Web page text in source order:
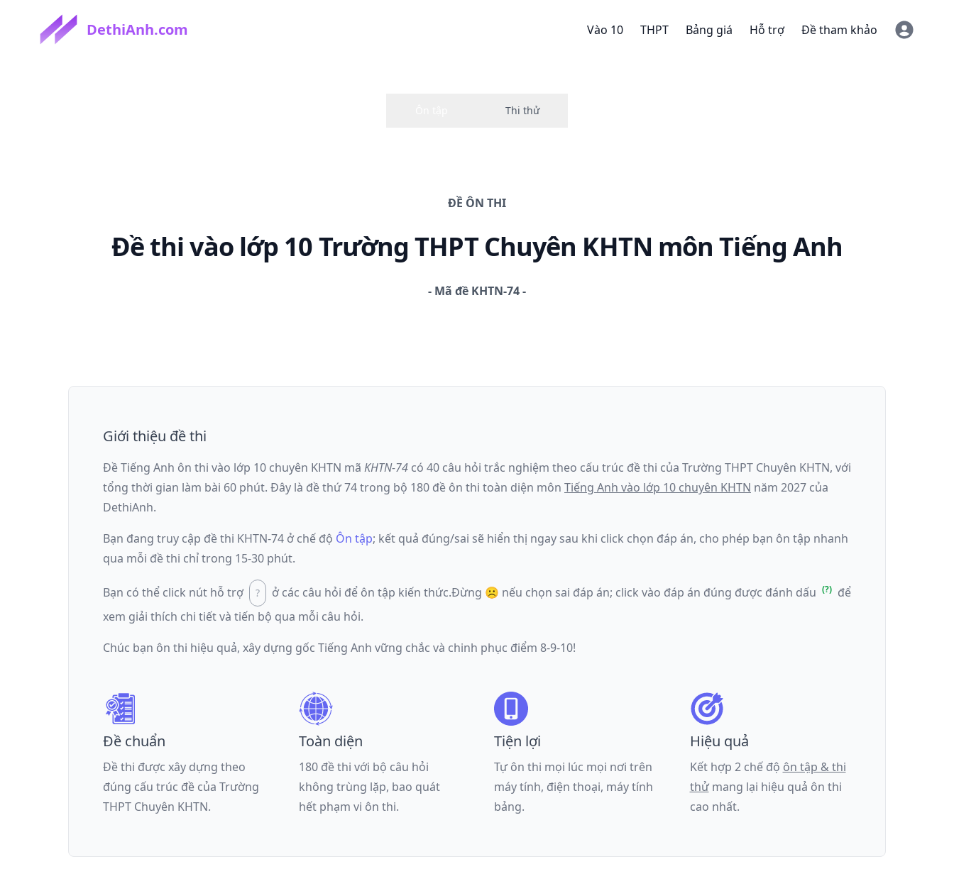
DethiAnh.com Vào 10 THPT Bảng giá Hỗ trợ Đề tham khảo
ĐỀ ÔN THI
Đề thivào lớp 10 Trường THPT Chuyên KHTN môn Tiếng Anh
- Mã đề KHTN-74
Giới thiệu đề thi
Đề Tiếng Anh ôn thi vào lớp 10 chuyên KHTN mã KHTN-74 có 40 câu hỏi trắc nghiệm theo cấu trúc đề thi của Trường THPT Chuyên KHTN, với
tổng thời gian làm bài 60 phút. Đây là đềthứ 74trong bộ 180 đề ôn thi toàn diện môn Tiếng Anh vào lớp 10 chuyên KHTN năm 2027 của
DethiAnh.
Bạn đang truy cập đề thi KHTN-74 ở chế độ Ôn tập; kết quả đúng/sai sẽ hiển thị ngay sau khi click chọn đáp án, cho phép bạn ôn tập nhanh
qua mỗi đề thi chỉ trong 15-30 phút.
Bạn có thể click nút hỗ trợ ở các câu hỏi để ôn tập kiến thức.Đừng ☹️ nếu chọn sai đáp án; click vào đáp án đúng được đánh dấu
để
xem giải thích chi tiết và tiến bộ qua mỗi câu hỏi.
Chúc bạn ôn thi hiệu quả, xây dựng gốc Tiếng Anh vững chắc và chinh phục điểm 8-9-10!
Đề chuẩn
Đề thi được xây dựng theo
đúng cấu trúc đề của Trường
THPT Chuyên KHTN.
Toàn diện
180 đề thi với bộ câu hỏi
không trùng lặp, bao quát
hết phạm vi ôn thi.
Tiện lợi
Tự ôn thi mọi lúc mọi nơi trên
máy tính, điện thoại, máy tính
bảng.
Hiệu quả
Kết hợp 2 chế độ ôn tập & thi
thửmang lại hiệu quả ôn thi
cao nhất.